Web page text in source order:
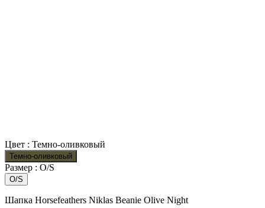
Цвет : Темно-оливковый
Темно-оливковый
Размер : O/S
O/S
Шапка Horsefeathers Niklas Beanie Olive Night